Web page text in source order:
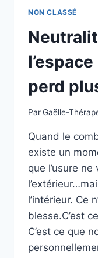
NON CLASSÉ
perd
ParGaëlle-
Quand le
existe un
que l’usure
l’intérieur. Ce
blesse.C’est
C’est ce que